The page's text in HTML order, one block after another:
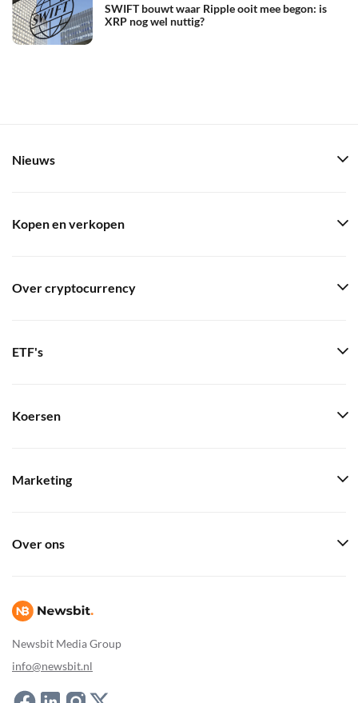
SWIFT bouwt waar Ripple ooit mee begon: is
XRP nog wel nuttig?
Newsbit Media Group
info@newsbit.nl
Nieuws
Kopen en verkopen
Over cryptocurrency
ETF's
Koersen
Marketing
Over ons